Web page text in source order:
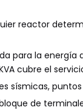
reactor
para la energía
cubre el
sísmicas,
de